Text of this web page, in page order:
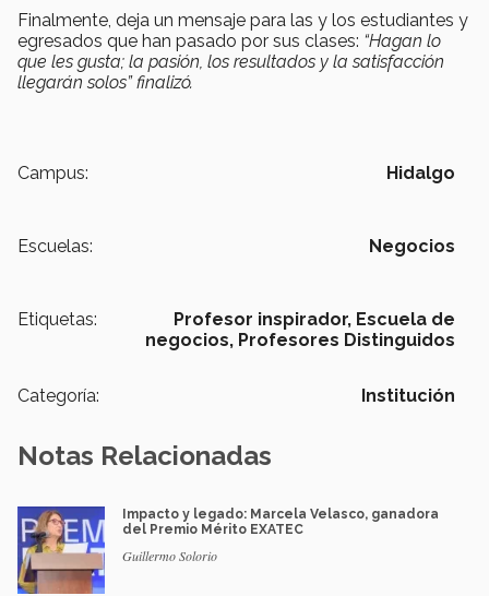
Finalmente, deja un mensaje para las y los estudiantes y
egresados que han pasado por sus clases: “Hagan lo
que les gusta; la pasión, los resultados y la satisfacción
llegarán solos” finalizó.
Campus: Hidalgo
Escuelas: Negocios
Etiquetas: Profesor inspirador, Escuela de
negocios, Profesores Distinguidos
Categoría: Institución
Notas Relacionadas
Impacto y legado: Marcela Velasco, ganadora
del Premio Mérito EXATEC
Guillermo Solorio